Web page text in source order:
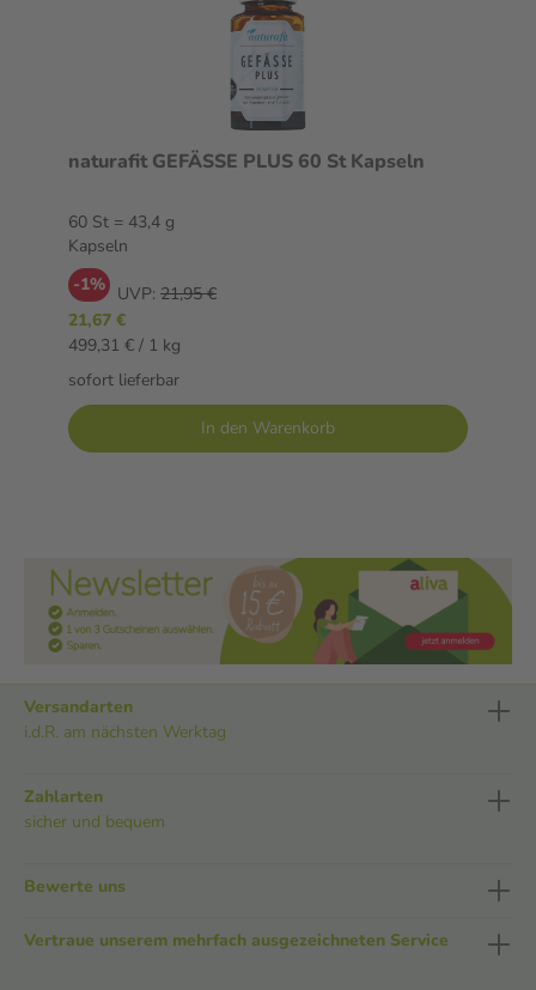
naturafit GEFÄSSE PLUS 60 St Kapseln
60 St = 43,4 g
Kapseln
-1% UVP: 21,95 €
21,67 €
499,31 € / 1 kg
sofort lieferbar
In den Warenkorb
Versandarten
i.d.R. am nächsten Werktag
Zahlarten
sicher und bequem
Bewerte uns
Vertraue unserem mehrfach ausgezeichneten Service